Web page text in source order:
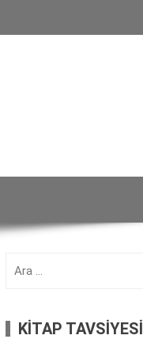
KİTAP TAVSİYESİ